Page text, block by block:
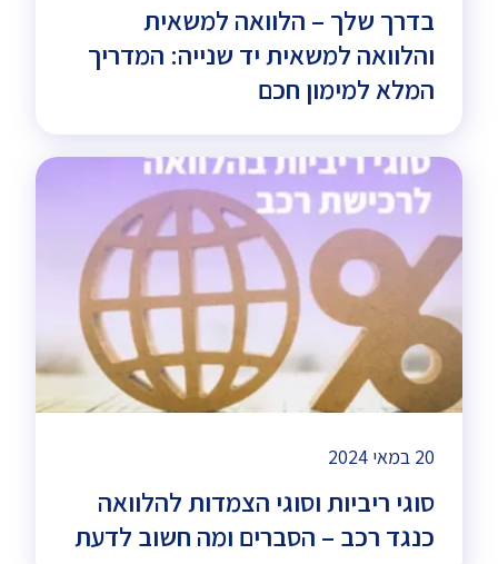
בדרך שלך – הלוואה למשאית
והלוואה למשאית יד שנייה: המדריך
המלא למימון חכם
סוגי ריביות וסוגי הצמדות להלוואה
כנגד רכב – הסברים ומה חשוב לדעת
20 במאי 2024